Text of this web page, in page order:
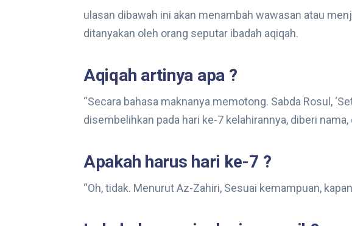
ulasan dibawah ini akan menambah wawasan atau
ditanyakan oleh orang seputar ibadah aqiqah.
Aqiqah artinya apa ?
“Secara bahasa maknanya memotong. Sabda Rosul,
disembelihkan pada hari ke-7 kelahirannya, diberi nama,
Apakah harus hari ke-7 ?
“Oh, tidak. Menurut Az-Zahiri, Sesuai kemampuan,